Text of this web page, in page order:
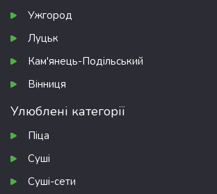
Ужгород
Луцьк
Кам'янець-Подільський
Вінниця
Улюблені категорії
Піца
Суші
Суші-сети